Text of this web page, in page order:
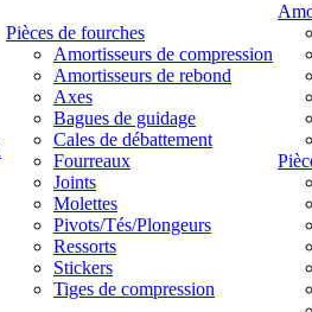
Pièces de fourches
Amortisseurs de compression
Amortisseurs de rebond
Axes
Bagues de guidage
Cales de débattement
Fourreaux
Joints
Molettes
Pivots/Tés/Plongeurs
Ressorts
Stickers
Tiges de compression